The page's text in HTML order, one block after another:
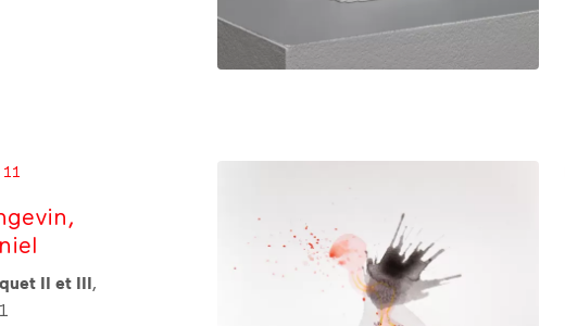
11
II et III ,